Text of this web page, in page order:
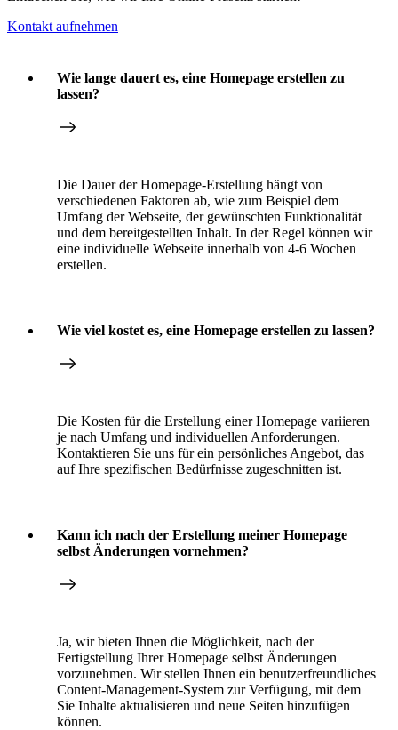
Kontakt aufnehmen
Wie lange dauert es, eine Homepage erstellen zu
lassen?
Die Dauer der Homepage-Erstellung hängt von
verschiedenen Faktoren ab, wie zum Beispiel dem
Umfang der Webseite, der gewünschten Funktionalität
und dem bereitgestellten Inhalt. In der Regel können wir
eine individuelle Webseite innerhalb von 4-6 Wochen
erstellen.
Wie viel kostet es, eine Homepage erstellen zu lassen?
Die Kosten für die Erstellung einer Homepage variieren
je nach Umfang und individuellen Anforderungen.
Kontaktieren Sie uns für ein persönliches Angebot, das
auf Ihre spezifischen Bedürfnisse zugeschnitten ist.
Kann ich nach der Erstellung meiner Homepage
selbst Änderungen vornehmen?
Ja, wir bieten Ihnen die Möglichkeit, nach der
Fertigstellung Ihrer Homepage selbst Änderungen
vorzunehmen. Wir stellen Ihnen ein benutzerfreundliches
Content-Management-System zur Verfügung, mit dem
Sie Inhalte aktualisieren und neue Seiten hinzufügen
können.